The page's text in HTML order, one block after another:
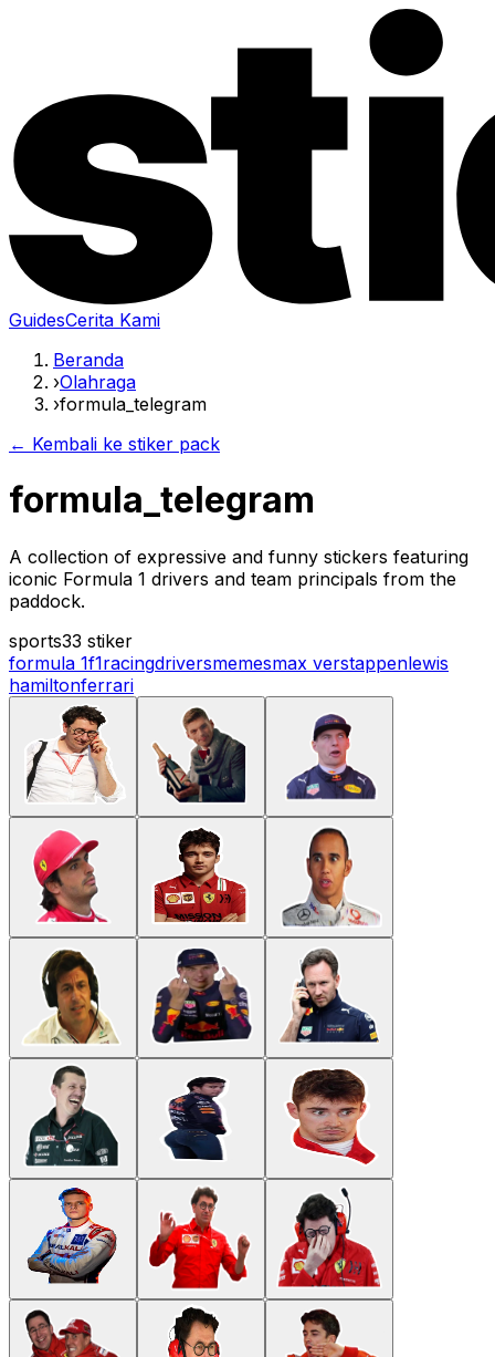
GuidesCerita Kami
Beranda
›Olahraga
›formula_telegram
← Kembali ke stiker pack
formula_telegram
A collection of expressive and funny stickers featuring
iconic Formula 1 drivers and team principals from the
paddock.
sports33 stiker
formula 1f1racingdriversmemesmax verstappenlewis
hamiltonferrari